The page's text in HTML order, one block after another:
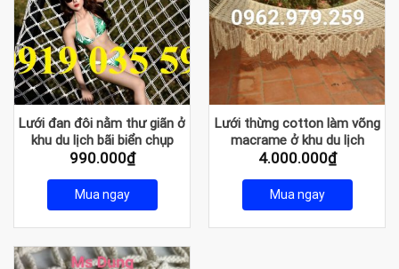
Lưới đan đôi nằm thư giãn ở
khu du lịch bãi biển chụp
ảnh
990.000₫
Mua ngay
Lưới thừng cotton làm võng
macrame ở khu du lịch
4.000.000₫
Mua ngay